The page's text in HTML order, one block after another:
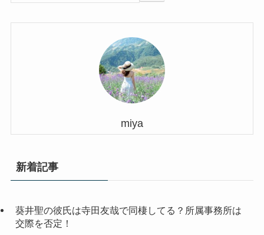
miya
新着記事
葵井聖の彼氏は寺田友哉で同棲してる？所属事務所は
交際を否定！